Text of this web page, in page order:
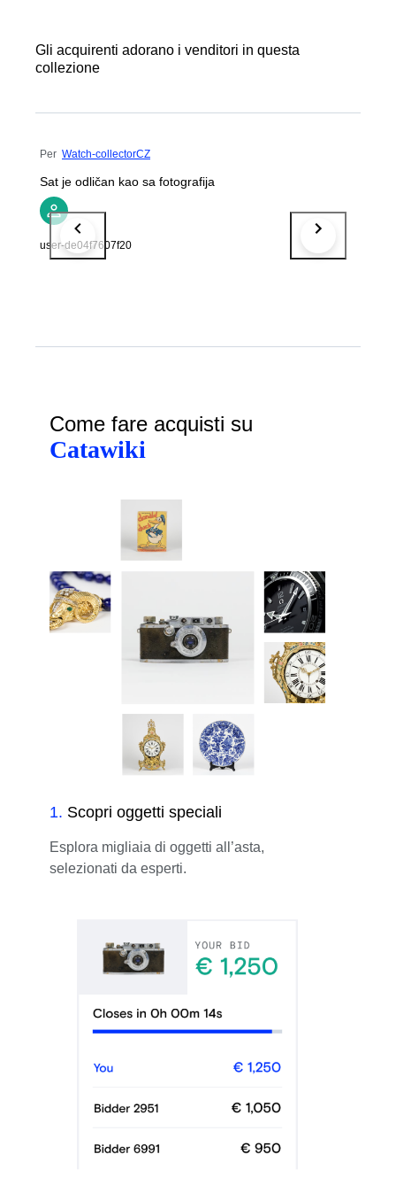
Gli acquirenti adorano i venditori in questa
collezione
Per Watch-collectorCZ
Sat je odličan kao sa fotografija
user-de04f7607f20
Come fare acquisti su
Catawiki
1. Scopri oggetti speciali
Esplora migliaia di oggetti all’asta,
selezionati da esperti.